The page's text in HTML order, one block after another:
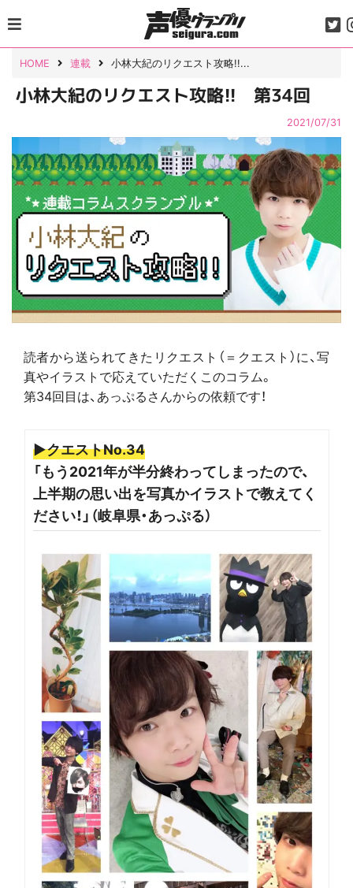
to
content
HOME 連載 小林大紀のリクエスト攻略!!...
小林大紀のリクエスト攻略!! 第34回
2021/07/31
読者から送られてきたリクエスト（＝クエスト）に、写
真やイラストで応えていただくこのコラム。
第34回目は、あっぷるさんからの依頼です！
▶クエストNo.34
「もう2021年が半分終わってしまったので、
上半期の思い出を写真かイラストで教えてく
ださい！」（岐阜県・あっぷる）